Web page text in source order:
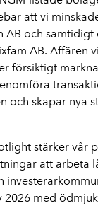
att vi
AB och samtidigt
AB. Affären
försiktigt
och skapar nya
stärker vår
att arbeta
2026 med